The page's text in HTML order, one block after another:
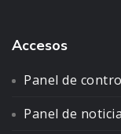
Accesos
Panel de
Panel de